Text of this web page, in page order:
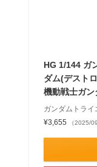
HG 1/144 ガ
ダム(デスト
機動戦士ガ
ガンダムトライ
¥3,655
（2025/